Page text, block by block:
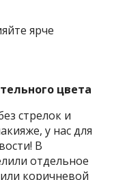
цвета
стрелок и
у нас для
В
отдельное
коричневой